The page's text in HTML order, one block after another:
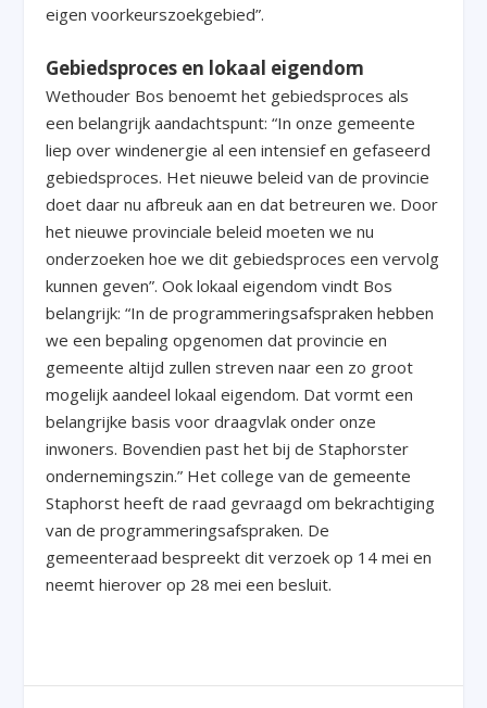
eigen voorkeurszoekgebied”.
Gebiedsproces en lokaal eigendom
Wethouder Bos benoemt het gebiedsproces als
een belangrijk aandachtspunt: “In onze gemeente
liep over windenergie al een intensief en gefaseerd
gebiedsproces. Het nieuwe beleid van de provincie
doet daar nu afbreuk aan en dat betreuren we. Door
het nieuwe provinciale beleid moeten we nu
onderzoeken hoe we dit gebiedsproces een vervolg
kunnen geven”. Ook lokaal eigendom vindt Bos
belangrijk: “In de programmeringsafspraken hebben
we een bepaling opgenomen dat provincie en
gemeente altijd zullen streven naar een zo groot
mogelijk aandeel lokaal eigendom. Dat vormt een
belangrijke basis voor draagvlak onder onze
inwoners. Bovendien past het bij de Staphorster
ondernemingszin.” Het college van de gemeente
Staphorst heeft de raad gevraagd om bekrachtiging
van de programmeringsafspraken. De
gemeenteraad bespreekt dit verzoek op 14 mei en
neemt hierover op 28 mei een besluit.